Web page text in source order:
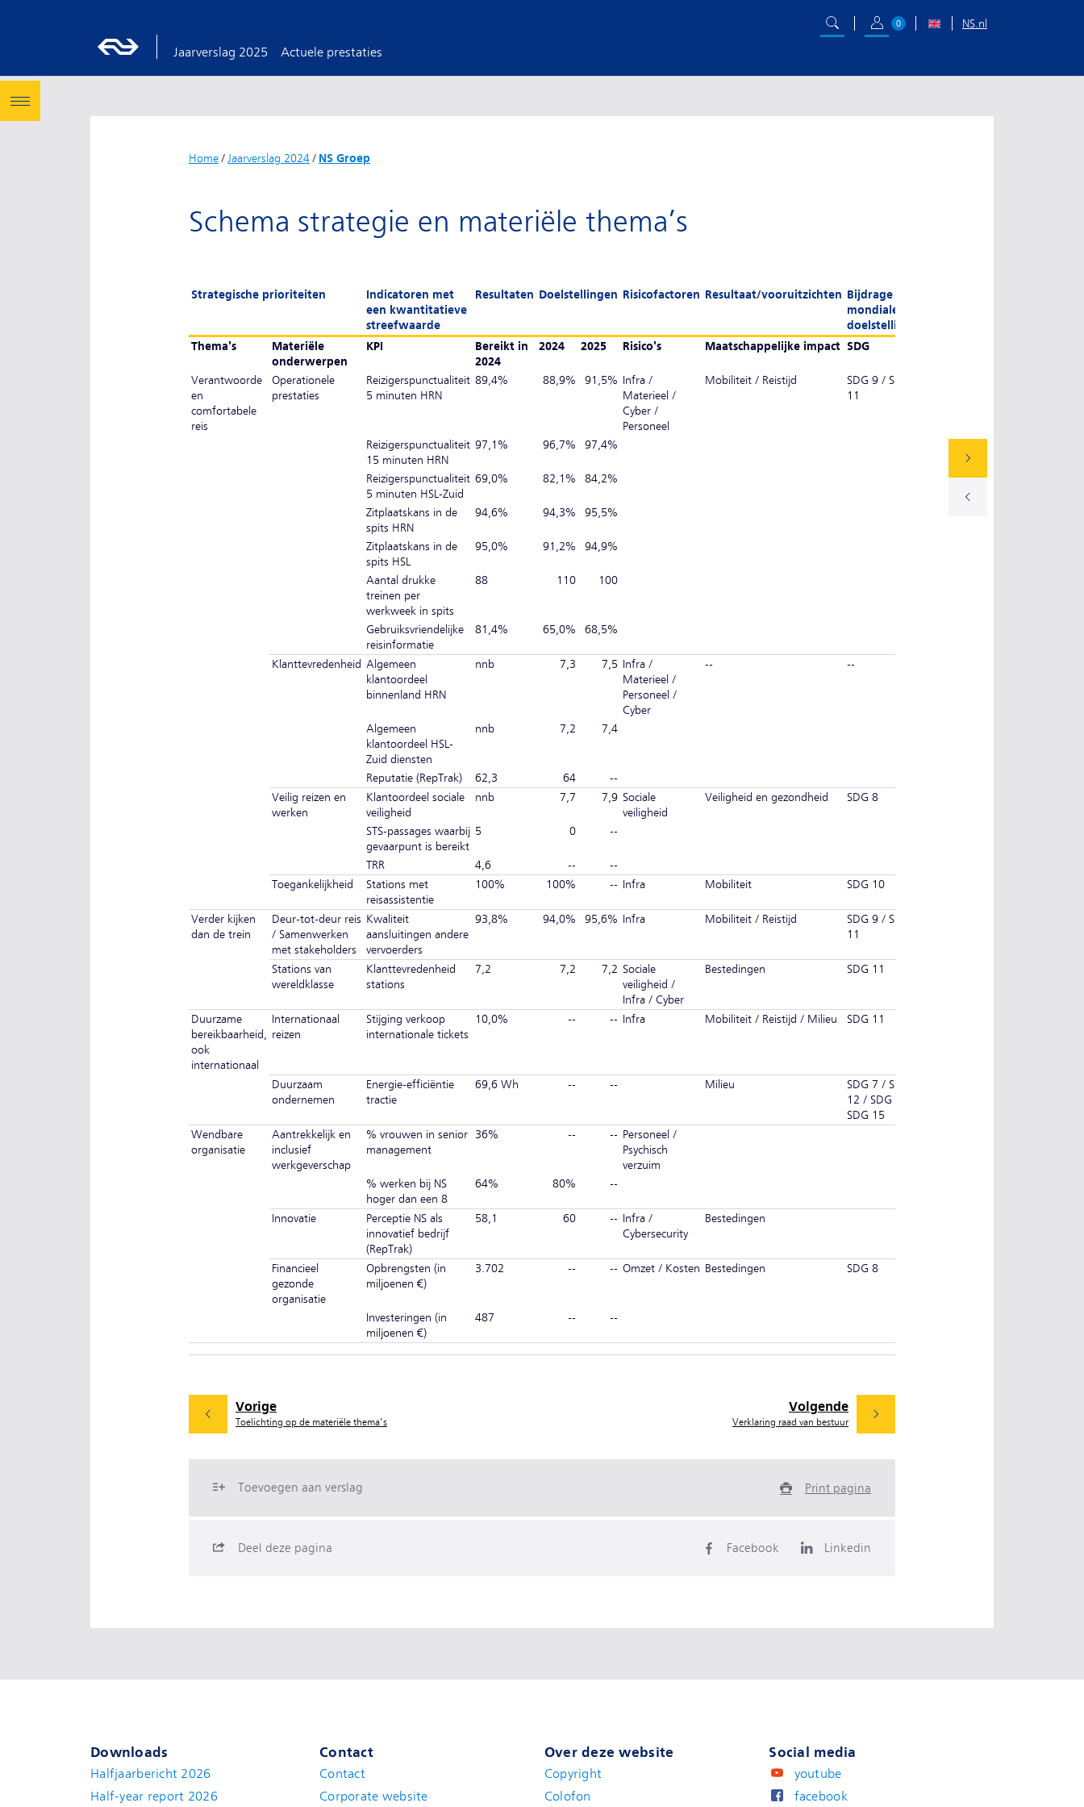
Jaarverslag 2025 Actuele prestaties
0 NS.nl
Home/ Jaarverslag 2024/ NS Groep
Schema strategie en materiële thema’s
Strategische prioriteiten
Indicatoren met
een kwantitatieve
streefwaarde
Resultaten Doelstellingen Risicofactoren Resultaat/vooruitzichten Bijdrage
mondiale
doelstellingen
Thema's
Materiële
onderwerpen
KPI
Bereikt in
2024
2024 2025 Risico's Maatschappelijke impact SDG
Verantwoorde
en
comfortabele
reis
Operationele
prestaties
Reizigerspunctualiteit
5 minuten HRN
89,4% 88,9% 91,5% Infra /
Materieel /
Cyber /
Personeel
Mobiliteit / Reistijd
SDG 9 / SDG
11
Reizigerspunctualiteit
15 minuten HRN
97,1% 96,7% 97,4%
Reizigerspunctualiteit
5 minuten HSL-Zuid
69,0% 82,1% 84,2%
Zitplaatskans in de
spits HRN
94,6% 94,3% 95,5%
Zitplaatskans in de
spits HSL
95,0% 91,2% 94,9%
Aantal drukke
treinen per
werkweek in spits
88 110 100
Gebruiksvriendelijke
reisinformatie
81,4% 65,0% 68,5%
Klanttevredenheid Algemeen
klantoordeel
binnenland HRN
nnb 7,3 7,5 Infra /
Materieel /
Personeel /
Cyber
-- --
Algemeen
klantoordeel HSL-
Zuid diensten
nnb 7,2 7,4
Reputatie (RepTrak) 62,3 64
--
Veilig reizen en
werken
Klantoordeel sociale
veiligheid
nnb 7,7 7,9 Sociale
veiligheid
Veiligheid en gezondheid SDG 8
STS-passages waarbij
gevaarpunt is bereikt
5 0 --
TRR 4,6 --
--
Toegankelijkheid
Stations met
reisassistentie
100% 100% -- Infra Mobiliteit SDG 10
Verder kijken
dan de trein
Deur-tot-deur reis
/ Samenwerken
met stakeholders
Kwaliteit
aansluitingen andere
vervoerders
93,8% 94,0% 95,6% Infra Mobiliteit / Reistijd
SDG 9 / SDG
11
Stations van
wereldklasse
Klanttevredenheid
stations
7,2 7,2 7,2 Sociale
veiligheid /
Infra / Cyber
Bestedingen SDG 11
Duurzame
bereikbaarheid,
ook
internationaal
Internationaal
reizen
Stijging verkoop
internationale tickets
10,0% -- -- Infra Mobiliteit / Reistijd / Milieu SDG 11
Duurzaam
ondernemen
Energie-efficiëntie
tractie
69,6 Wh -- -- Milieu
SDG 7 / SDG
12 / SDG 13 /
SDG 15
Wendbare
organisatie
Aantrekkelijk en
inclusief
werkgeverschap
% vrouwen in senior
management
36% -- -- Personeel /
Psychisch
verzuim
% werken bij NS
hoger dan een 8
64% 80% --
Innovatie
Perceptie NS als
innovatief bedrijf
(RepTrak)
58,1 60 -- Infra /
Cybersecurity
Bestedingen
Financieel
gezonde
organisatie
Opbrengsten (in
miljoenen €)
3.702 -- -- Omzet / Kosten Bestedingen SDG 8
Investeringen (in
miljoenen €)
487 -- --
Volgende
Verklaring raad van bestuur
Vorige
Toelichting op de materiële thema’s
Toevoegen aan verslag Print pagina
Deel deze pagina Facebook Linkedin
Downloads
Halfjaarbericht 2026
Half-year report 2026
Contact
Contact(new window)
Corporate website
Over deze website
Copyright
Colofon
Social media
youtube
facebook